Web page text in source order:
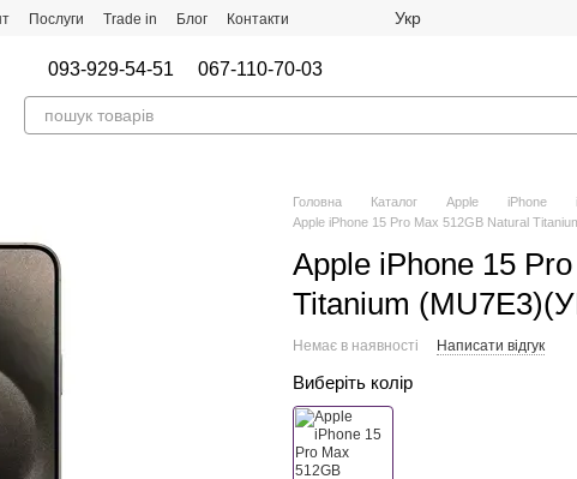
Послуги Trade in Блог Контакти Укр
093-929-54-51 067-110-70-03
Головна Каталог Apple iPhone
Apple iPhone 15 Pro Max 512GB Natural
Apple iPhone 15
Titanium
Немає в наявності Написати відгук
Виберіть колір